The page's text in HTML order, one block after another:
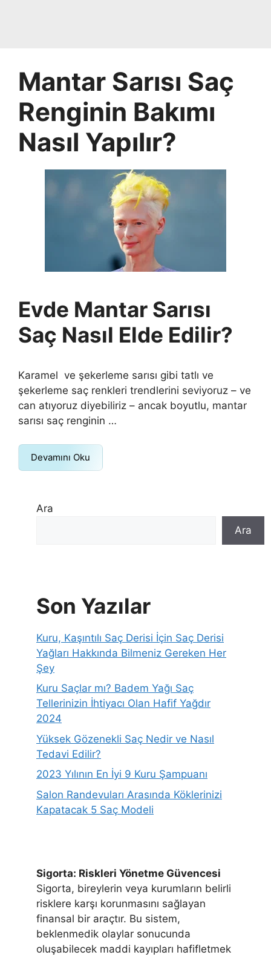
Mantar Sarısı Saç
Renginin Bakımı
Nasıl Yapılır?
Evde Mantar Sarısı
Saç Nasıl Elde Edilir?
Karamel ve şekerleme sarısı gibi tatlı ve
şekerleme saç renkleri trendlerini seviyoruz – ve
can atıyoruz diyebiliriz – ancak boyutlu, mantar
sarısı saç renginin …
Devamını Oku
Ara
Ara
Son Yazılar
Kuru, Kaşıntılı Saç Derisi İçin Saç Derisi
Yağları Hakkında Bilmeniz Gereken Her
Şey
Kuru Saçlar mı? Badem Yağı Saç
Tellerinizin İhtiyacı Olan Hafif Yağdır
2024
Yüksek Gözenekli Saç Nedir ve Nasıl
Tedavi Edilir?
2023 Yılının En İyi 9 Kuru Şampuanı
Salon Randevuları Arasında Köklerinizi
Kapatacak 5 Saç Modeli
Sigorta: Riskleri Yönetme Güvencesi
Sigorta, bireylerin veya kurumların belirli
risklere karşı korunmasını sağlayan
finansal bir araçtır. Bu sistem,
beklenmedik olaylar sonucunda
oluşabilecek maddi kayıpları hafifletmek